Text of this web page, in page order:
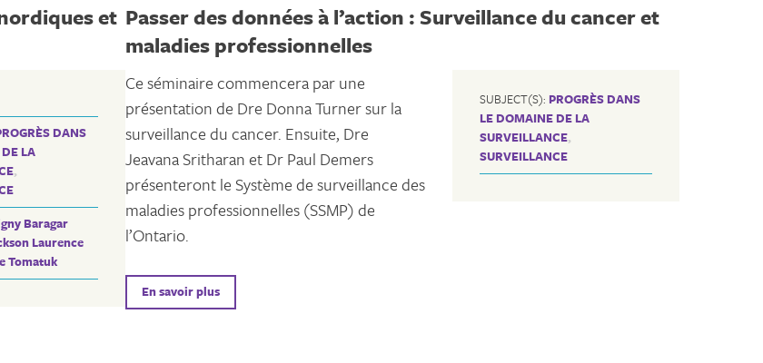
et
DANS
LA
,
Baragar
Laurence
Tomatuk
Passer des données à l’action : Surveillance du cancer et
maladies professionnelles
SUBJECT(S): PROGRÈS DANS
LE DOMAINE DE LA
SURVEILLANCE,
SURVEILLANCE
Ce séminaire commencera par une
présentation de Dre Donna Turner sur la
surveillance du cancer. Ensuite, Dre
Jeavana Sritharan et Dr Paul Demers
présenteront le Système de surveillance des
maladies professionnelles (SSMP) de
l’Ontario.
En savoir plus